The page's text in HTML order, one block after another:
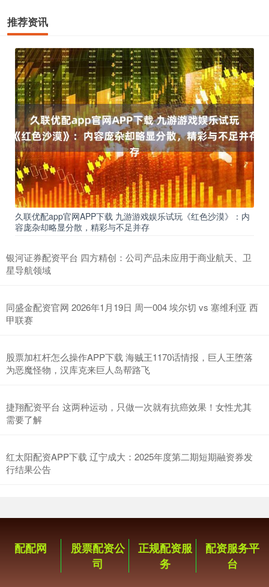
推荐资讯
久联优配app官网APP下载 九游游戏娱乐试玩《红色沙漠》：内
容庞杂却略显分散，精彩与不足并存
银河证券配资平台 四方精创：公司产品未应用于商业航天、卫
星导航领域
同盛金配资官网 2026年1月19日 周一004 埃尔切 vs 塞维利亚 西
甲联赛
股票加杠杆怎么操作APP下载 海贼王1170话情报，巨人王堕落
为恶魔怪物，汉库克来巨人岛帮路飞
捷翔配资平台 这两种运动，只做一次就有抗癌效果！女性尤其
需要了解
红太阳配资APP下载 辽宁成大：2025年度第二期短期融资券发
行结果公告
配配网
股票配资公
司
正规配资服
务
配资服务平
台